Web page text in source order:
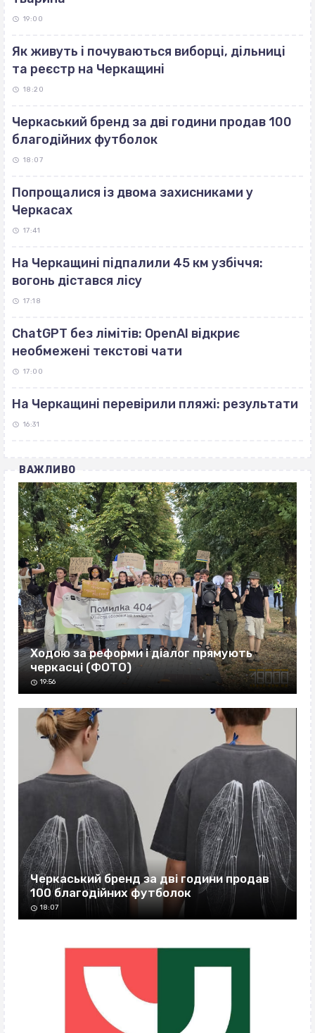
19:00
Як живуть і почуваються виборці, дільниці
та реєстр на Черкащині
18:20
Черкаський бренд за дві години продав 100
благодійних футболок
18:07
Попрощалися із двома захисниками у
Черкасах
17:41
На Черкащині підпалили 45 км узбіччя:
вогонь дістався лісу
17:18
ChatGPT без лімітів: OpenAI відкриє
необмежені текстові чати
17:00
На Черкащині перевірили пляжі: результати
16:31
ВАЖЛИВО
Ходою за реформи і діалог прямують
черкасці (ФОТО)
19:56
Черкаський бренд за дві години продав
100 благодійних футболок
18:07